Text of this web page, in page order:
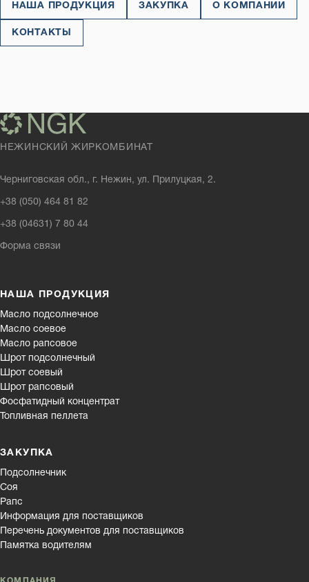
НАША ПРОДУКЦИЯ ЗАКУПКА О КОМПАНИИ
КОНТАКТЫ
НЕЖИНСКИЙ ЖИРКОМБИНАТ
Черниговская обл., г. Нежин, ул. Прилуцкая, 2.
+38 (050) 464 81 82
+38 (04631) 7 80 44
Форма связи
НАША ПРОДУКЦИЯ
Масло подсолнечное
Масло соевое
Масло рапсовое
Шрот подсолнечный
Шрот соевый
Шрот рапсовый
Фосфатидный концентрат
Топливная пеллета
ЗАКУПКА
Подсолнечник
Соя
Рапс
Информация для поставщиков
Перечень документов для поставщиков
Памятка водителям